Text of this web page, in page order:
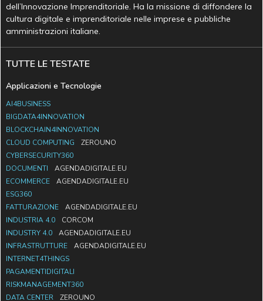
dell’Innovazione Imprenditoriale. Ha la missione di diffondere la
cultura digitale e imprenditoriale nelle imprese e pubbliche
amministrazioni italiane.
TUTTE LE TESTATE
Applicazioni e Tecnologie
AI4BUSINESS
BIGDATA4INNOVATION
BLOCKCHAIN4INNOVATION
CLOUD COMPUTING
ZEROUNO
CYBERSECURITY360
DOCUMENTI
AGENDADIGITALE.EU
ECOMMERCE
AGENDADIGITALE.EU
ESG360
FATTURAZIONE
AGENDADIGITALE.EU
INDUSTRIA 4.0
CORCOM
INDUSTRY 4.0
AGENDADIGITALE.EU
INFRASTRUTTURE
AGENDADIGITALE.EU
INTERNET4THINGS
PAGAMENTIDIGITALI
RISKMANAGEMENT360
DATA CENTER
ZEROUNO